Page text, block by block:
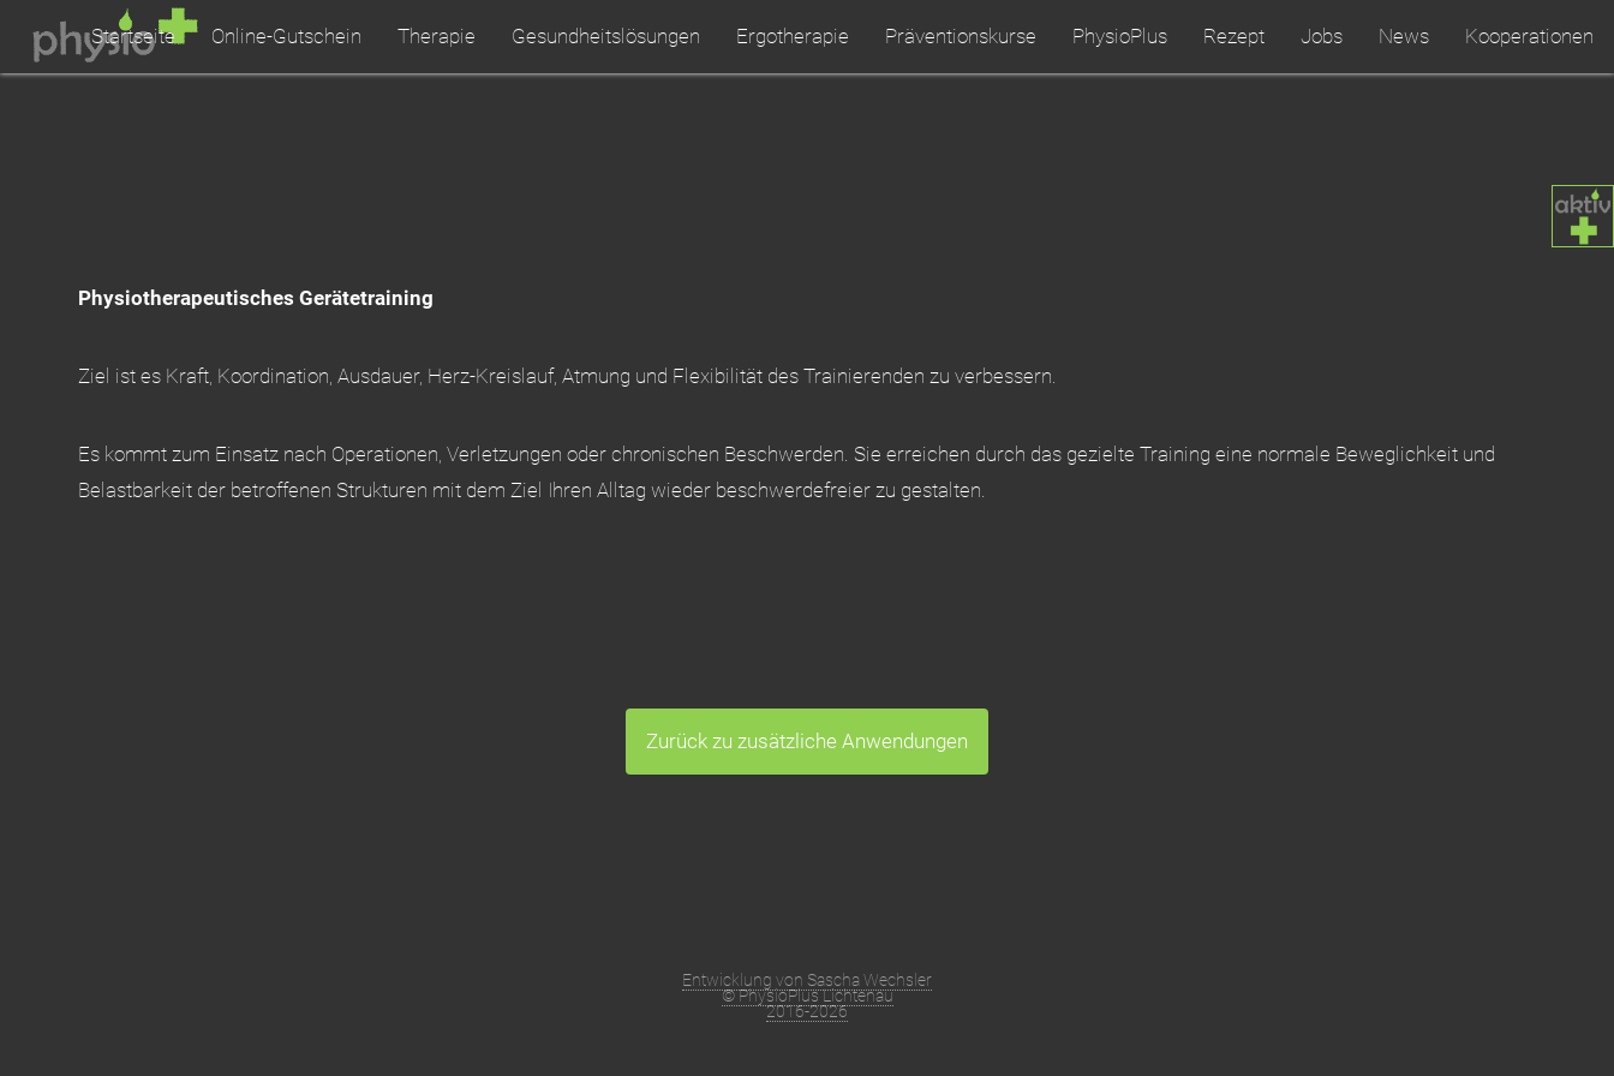
Startseite Online-Gutschein Therapie Gesundheitslösungen Ergotherapie Präventionskurse PhysioPlus Rezept Jobs News Kooperationen
Physiotherapeutisches Gerätetraining
Ziel ist es Kraft, Koordination, Ausdauer, Herz-Kreislauf, Atmung und Flexibilität des Trainierenden zu verbessern.
Es kommt zum Einsatz nach Operationen, Verletzungen oder chronischen Beschwerden. Sie erreichen durch das gezielte Training eine normale Beweglichkeit und
Belastbarkeit der betroffenen Strukturen mit dem Ziel Ihren Alltag wieder beschwerdefreier zu gestalten.
Zurück zu zusätzliche Anwendungen
Entwicklung von Sascha Wechsler
© PhysioPlus Lichtenau
2016-2026